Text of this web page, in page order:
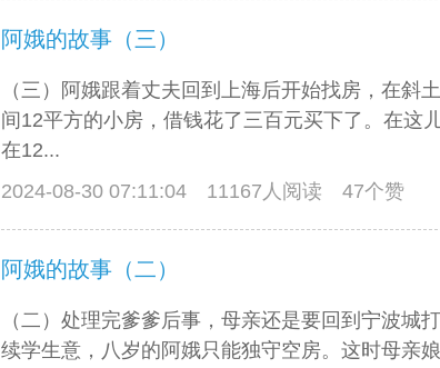
阿娥的故事（三）
（三）阿娥跟着丈夫回到上海后开始找房，在斜
间12平方的小房，借钱花了三百元买下了。在这
在12...
2024-08-30 07:11:04
11167人阅读 47个赞
阿娥的故事（二）
（二）处理完爹爹后事，母亲还是要回到宁波城
续学生意，八岁的阿娥只能独守空房。这时母亲